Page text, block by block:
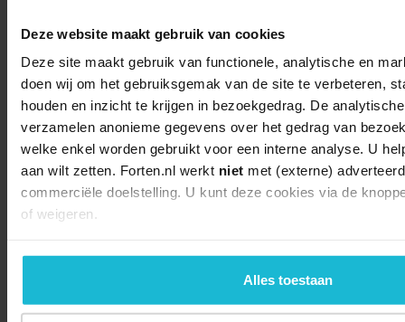
Deze website maakt gebruik van cookies
Deze site maakt gebruik van functionele, analytische en
doen wij om het gebruiksgemak van de site te verbeteren,
houden en inzicht te krijgen in bezoekgedrag. De
verzamelen anonieme gegevens over het gedrag van
welke enkel worden gebruikt voor een interne analyse. U
aan wilt zetten. Forten.nl werkt niet met (externe)
commerciële doelstelling. U kunt deze cookies via de
of weigeren.
Alles toestaan